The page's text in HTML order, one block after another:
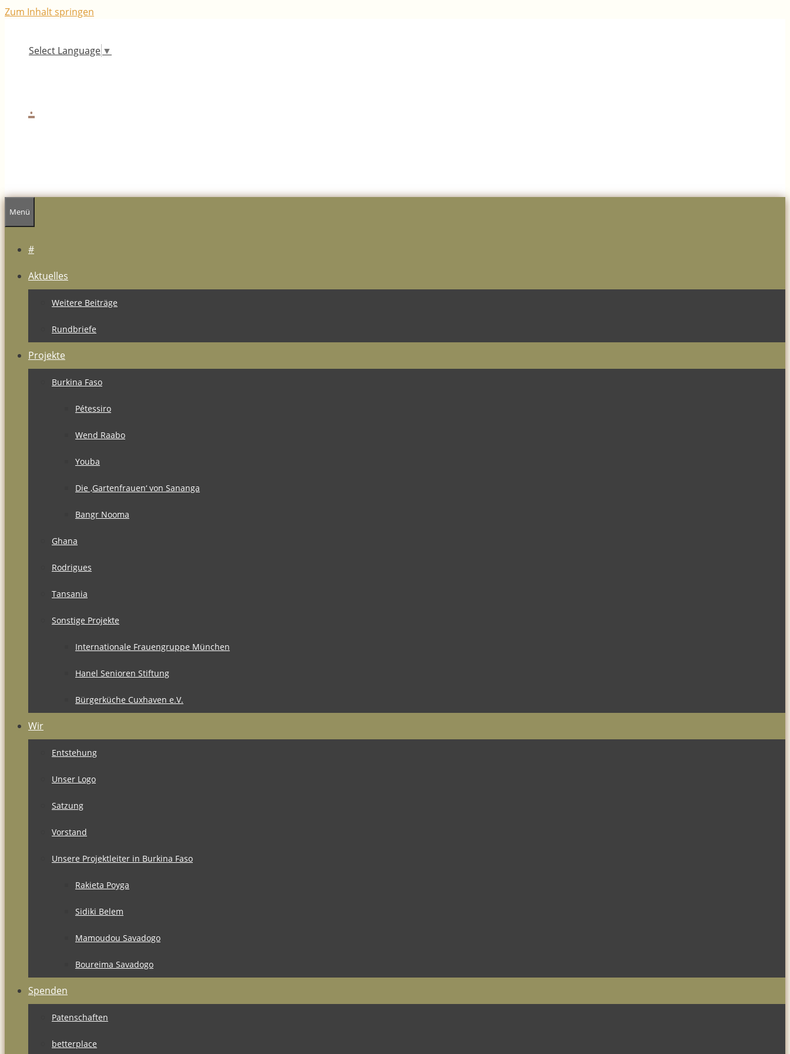
Zum Inhalt springen
Select Language ▼
.
Menü
#
Aktuelles
Weitere Beiträge
Rundbriefe
Projekte
Burkina Faso
Pétessiro
Wend Raabo
Youba
Die ‚Gartenfrauen‘ von Sananga
Bangr Nooma
Ghana
Rodrigues
Tansania
Sonstige Projekte
Internationale Frauengruppe München
Hanel Senioren Stiftung
Bürgerküche Cuxhaven e.V.
Wir
Entstehung
Unser Logo
Satzung
Vorstand
Unsere Projektleiter in Burkina Faso
Rakieta Poyga
Sidiki Belem
Mamoudou Savadogo
Boureima Savadogo
Spenden
Patenschaften
betterplace